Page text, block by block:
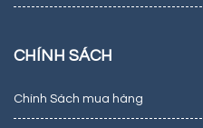
CHÍNH SÁCH
Chính Sách mua hàng